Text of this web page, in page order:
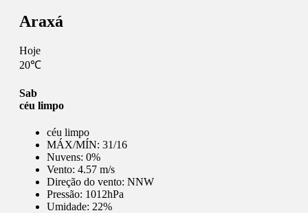
Araxá
Hoje
20℃
Sab
céu limpo
céu limpo
MÁX/MÍN: 31/16
Nuvens: 0%
Vento: 4.57 m/s
Direção do vento: NNW
Pressão: 1012hPa
Umidade: 22%